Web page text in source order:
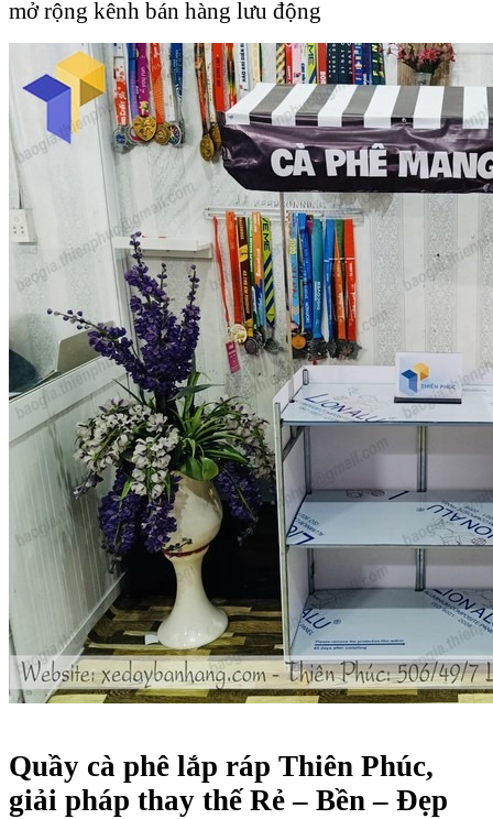
mở rộng kênh bán hàng lưu động
Quầy cà phê lắp ráp Thiên Phúc,
giải pháp thay thế Rẻ – Bền – Đẹp